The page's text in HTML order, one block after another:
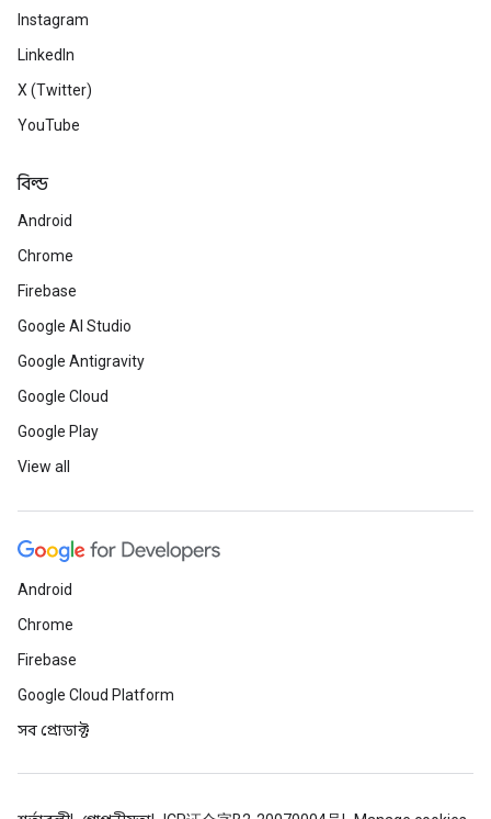
Instagram
LinkedIn
X (Twitter)
YouTube
বিল্ড
Android
Chrome
Firebase
Google AI Studio
Google Antigravity
Google Cloud
Google Play
View all
Android
Chrome
Firebase
Google Cloud Platform
সব প্রোডাক্ট